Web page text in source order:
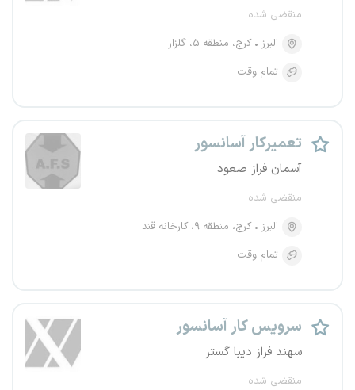
منقضی شده
البرز
کرج، منطقه ۵، گلزار
تمام وقت
تعمیرکار آسانسور
آسمان فراز صعود
منقضی شده
البرز
کرج، منطقه ۹، کارخانه قند
تمام وقت
سرویس کار آسانسور
سهند فراز دیبا گستر
منقضی شده